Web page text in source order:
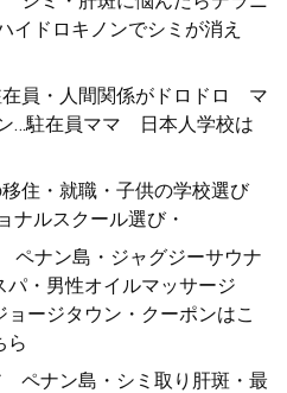
イドロキノンでシミが消え
在員・人間関係がドロドロ マ
…駐在員ママ 日本人学校は
住・就職・子供の学校選び
ナルスクール選び・
ペナン島・ジャグジーサウナ
パ・男性オイルマッサージ
ョージタウン・クーポンはこ
ら
ペナン島・シミ取り肝斑・最